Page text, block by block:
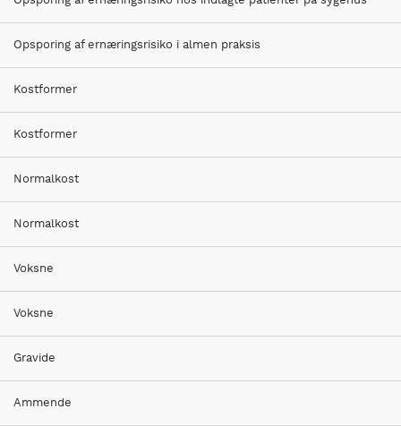
Opsporing af ernæringsrisiko i almen praksis
Kostformer
Kostformer
Normalkost
Normalkost
Voksne
Voksne
Gravide
Ammende
Psykisk sygdom
Overvægt
Er fagligt opdateret i 2018
kosthaandbogen@kost.dk
Kost og Ernæringsforbundet
Holmbladsgade 70
2300 København S
3163 6600